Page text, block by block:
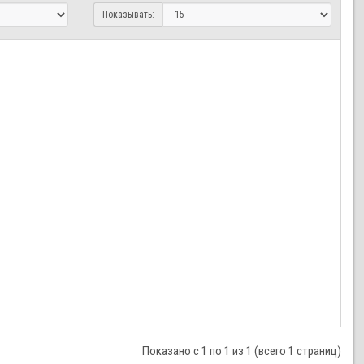
Показывать:
Показано с 1 по 1 из 1 (всего 1 страниц)